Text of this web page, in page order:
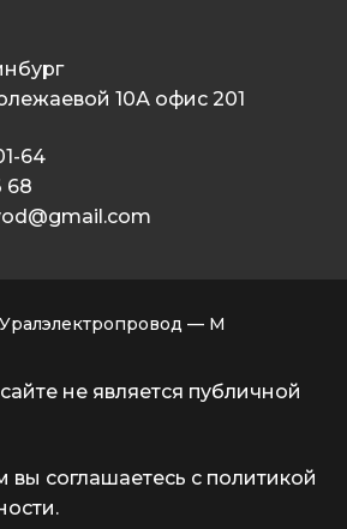
10А офис 201
64
68
— М
не является публичной
вы соглашаетесь с политикой